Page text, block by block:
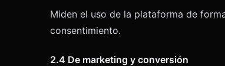
Miden el uso de la plataforma de
consentimiento.
2.4 De marketing y conversión